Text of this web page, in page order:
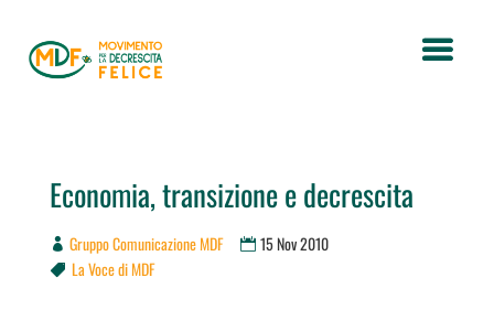
Economia, transizione e decrescita
Gruppo Comunicazione MDF 15 Nov 2010
 La Voce di MDF